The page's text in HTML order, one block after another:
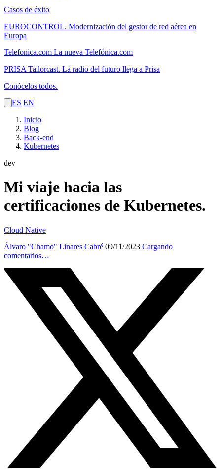
Casos de éxito
EUROCONTROL. Modernización del gestor de red aérea en
Europa
Telefonica.com La nueva Telefónica.com
PRISA Tailorcast. La radio del futuro llega a Prisa
Conócelos todos.
ES EN
Inicio
Blog
Back-end
Kubernetes
dev
Mi viaje hacia las
certificaciones de Kubernetes.
Cloud Native
Álvaro "Chamo" Linares Cabré 09/11/2023 Cargando
comentarios…